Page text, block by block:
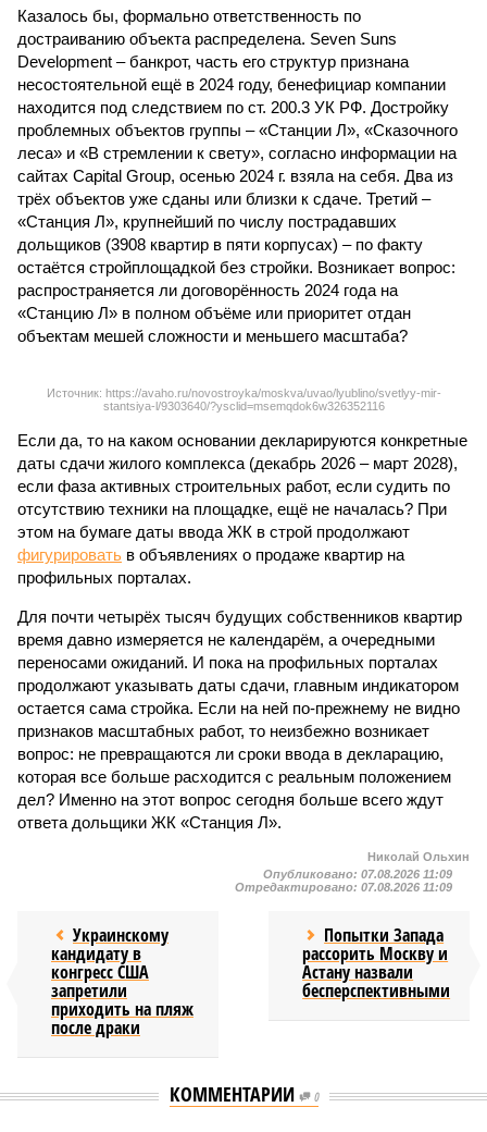
Казалось бы, формально ответственность по
достраиванию объекта распределена. Seven Suns
Development – банкрот, часть его структур признана
несостоятельной ещё в 2024 году, бенефициар компании
находится под следствием по ст. 200.3 УК РФ. Достройку
проблемных объектов группы – «Станции Л», «Сказочного
леса» и «В стремлении к свету», согласно информации на
сайтах Capital Group, осенью 2024 г. взяла на себя. Два из
трёх объектов уже сданы или близки к сдаче. Третий –
«Станция Л», крупнейший по числу пострадавших
дольщиков (3908 квартир в пяти корпусах) – по факту
остаётся стройплощадкой без стройки. Возникает вопрос:
распространяется ли договорённость 2024 года на
«Станцию Л» в полном объёме или приоритет отдан
объектам мешей сложности и меньшего масштаба?
Источник: https://avaho.ru/novostroyka/moskva/uvao/lyublino/svetlyy-mir-
stantsiya-l/9303640/?ysclid=msemqdok6w326352116
Если да, то на каком основании декларируются конкретные
даты сдачи жилого комплекса (декабрь 2026 – март 2028),
если фаза активных строительных работ, если судить по
отсутствию техники на площадке, ещё не началась? При
этом на бумаге даты ввода ЖК в строй продолжают
фигурировать в объявлениях о продаже квартир на
профильных порталах.
Для почти четырёх тысяч будущих собственников квартир
время давно измеряется не календарём, а очередными
переносами ожиданий. И пока на профильных порталах
продолжают указывать даты сдачи, главным индикатором
остается сама стройка. Если на ней по-прежнему не видно
признаков масштабных работ, то неизбежно возникает
вопрос: не превращаются ли сроки ввода в декларацию,
которая все больше расходится с реальным положением
дел? Именно на этот вопрос сегодня больше всего ждут
ответа дольщики ЖК «Станция Л».
Николай Ольхин
Опубликовано: 07.08.2026 11:09
Отредактировано: 07.08.2026 11:09
Украинскому
кандидату в
конгресс США
запретили
приходить на пляж
после драки
Попытки Запада
рассорить Москву и
Астану назвали
бесперспективными
КОММЕНТАРИИ 0